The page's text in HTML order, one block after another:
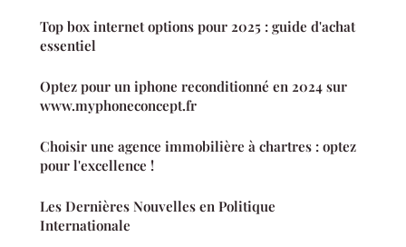
Top box internet options pour 2025 : guide d'achat
essentiel
Optez pour un iphone reconditionné en 2024 sur
www.myphoneconcept.fr
Choisir une agence immobilière à chartres : optez
pour l'excellence !
Les Dernières Nouvelles en Politique
Internationale